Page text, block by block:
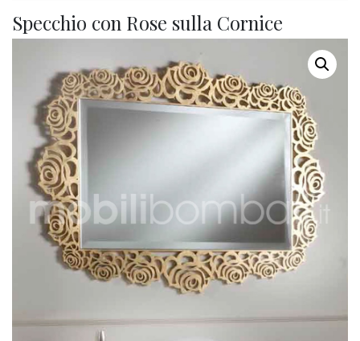
Specchio con Rose sulla Cornice